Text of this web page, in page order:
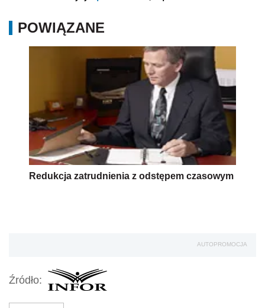
POWIĄZANE
Redukcja zatrudnienia z odstępem czasowym
AUTOPROMOCJA
Źródło: